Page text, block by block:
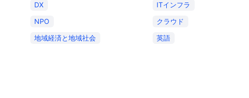
DX ITインフラ
NPO
クラウド
地域経済と地域社会
英語